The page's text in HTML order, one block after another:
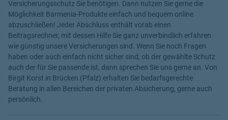
Versicherungsschutz Sie benötigen. Dann nutzen Sie gerne die
Möglichkeit Barmenia-Produkte einfach und bequem online
abzuschließen! Jeder Abschluss enthält vorab einen
Beitragsrechner, mit dessen Hilfe Sie ganz unverbindlich erfahren
wie günstig unsere Versicherungen sind. Wenn Sie noch Fragen
haben oder auch einfach nicht sicher sind, ob der gewählte Schutz
auch der für Sie passende ist, dann sprechen Sie uns gerne an. Von
Birgit Korst in Brücken (Pfalz) erhalten Sie bedarfsgerechte
Beratung in allen Bereichen der privaten Absicherung, gerne auch
persönlich.